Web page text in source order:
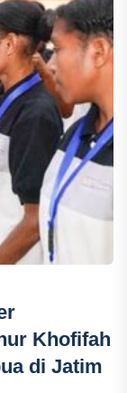
Khofifah
di Jatim